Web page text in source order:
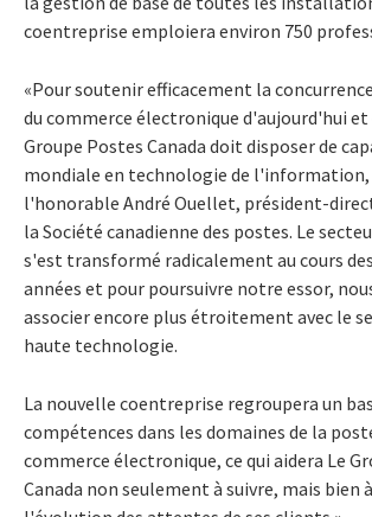
coentreprise emploiera environ 750
«Pour soutenir efficacement la
du commerce électronique d'aujourd'hui et
Groupe Postes Canada doit disposer de
mondiale en technologie de l'information,
l'honorable André Ouellet, président-
la Société canadienne des postes. Le
s'est transformé radicalement au cours
années et pour poursuivre notre essor,
associer encore plus étroitement avec le
haute technologie.
La nouvelle coentreprise regroupera un
compétences dans les domaines de la
commerce électronique, ce qui aidera Le
Canada non seulement à suivre, mais bien